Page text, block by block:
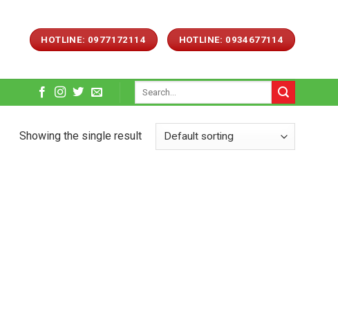
HOTLINE: 0977172114 HOTLINE: 0934677114
Showing the single result